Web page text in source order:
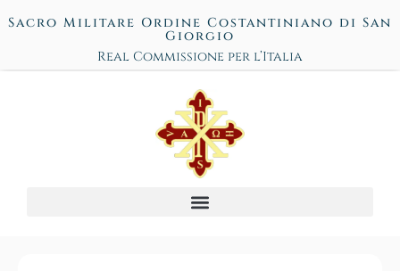
Sacro Militare Ordine Costantiniano di San
Giorgio
Real Commissione per l’Italia